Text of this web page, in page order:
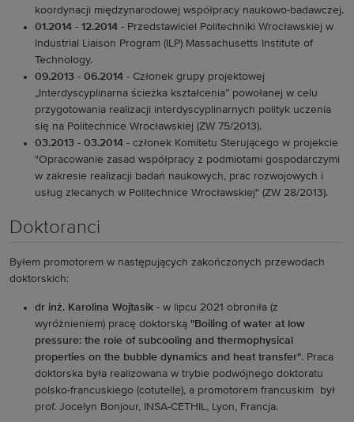
koordynacji międzynarodowej współpracy naukowo-badawczej.
01.2014 - 12.2014 - Przedstawiciel Politechniki Wrocławskiej w
Industrial Liaison Program (ILP) Massachusetts Institute of
Technology.
09.2013 - 06.2014 - Członek grupy projektowej
„Interdyscyplinarna ścieżka kształcenia” powołanej w celu
przygotowania realizacji interdyscyplinarnych polityk uczenia
się na Politechnice Wrocławskiej (ZW 75/2013).
03.2013 - 03.2014 - członek Komitetu Sterującego w projekcie
"Opracowanie zasad współpracy z podmiotami gospodarczymi
w zakresie realizacji badań naukowych, prac rozwojowych i
usług zlecanych w Politechnice Wrocławskiej" (ZW 28/2013).
Doktoranci
Byłem promotorem w następujących zakończonych przewodach
doktorskich:
dr inż. Karolina Wojtasik - w lipcu 2021 obroniła (z
wyróżnieniem) pracę doktorską "Boiling of water at low
pressure: the role of subcooling and thermophysical
properties on the bubble dynamics and heat transfer". Praca
doktorska była realizowana w trybie podwójnego doktoratu
polsko-francuskiego (cotutelle), a promotorem francuskim był
prof. Jocelyn Bonjour, INSA-CETHIL, Lyon, Francja.